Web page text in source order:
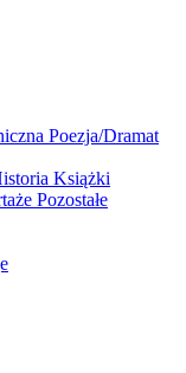
Poezja/Dramat
Książki
Pozostałe